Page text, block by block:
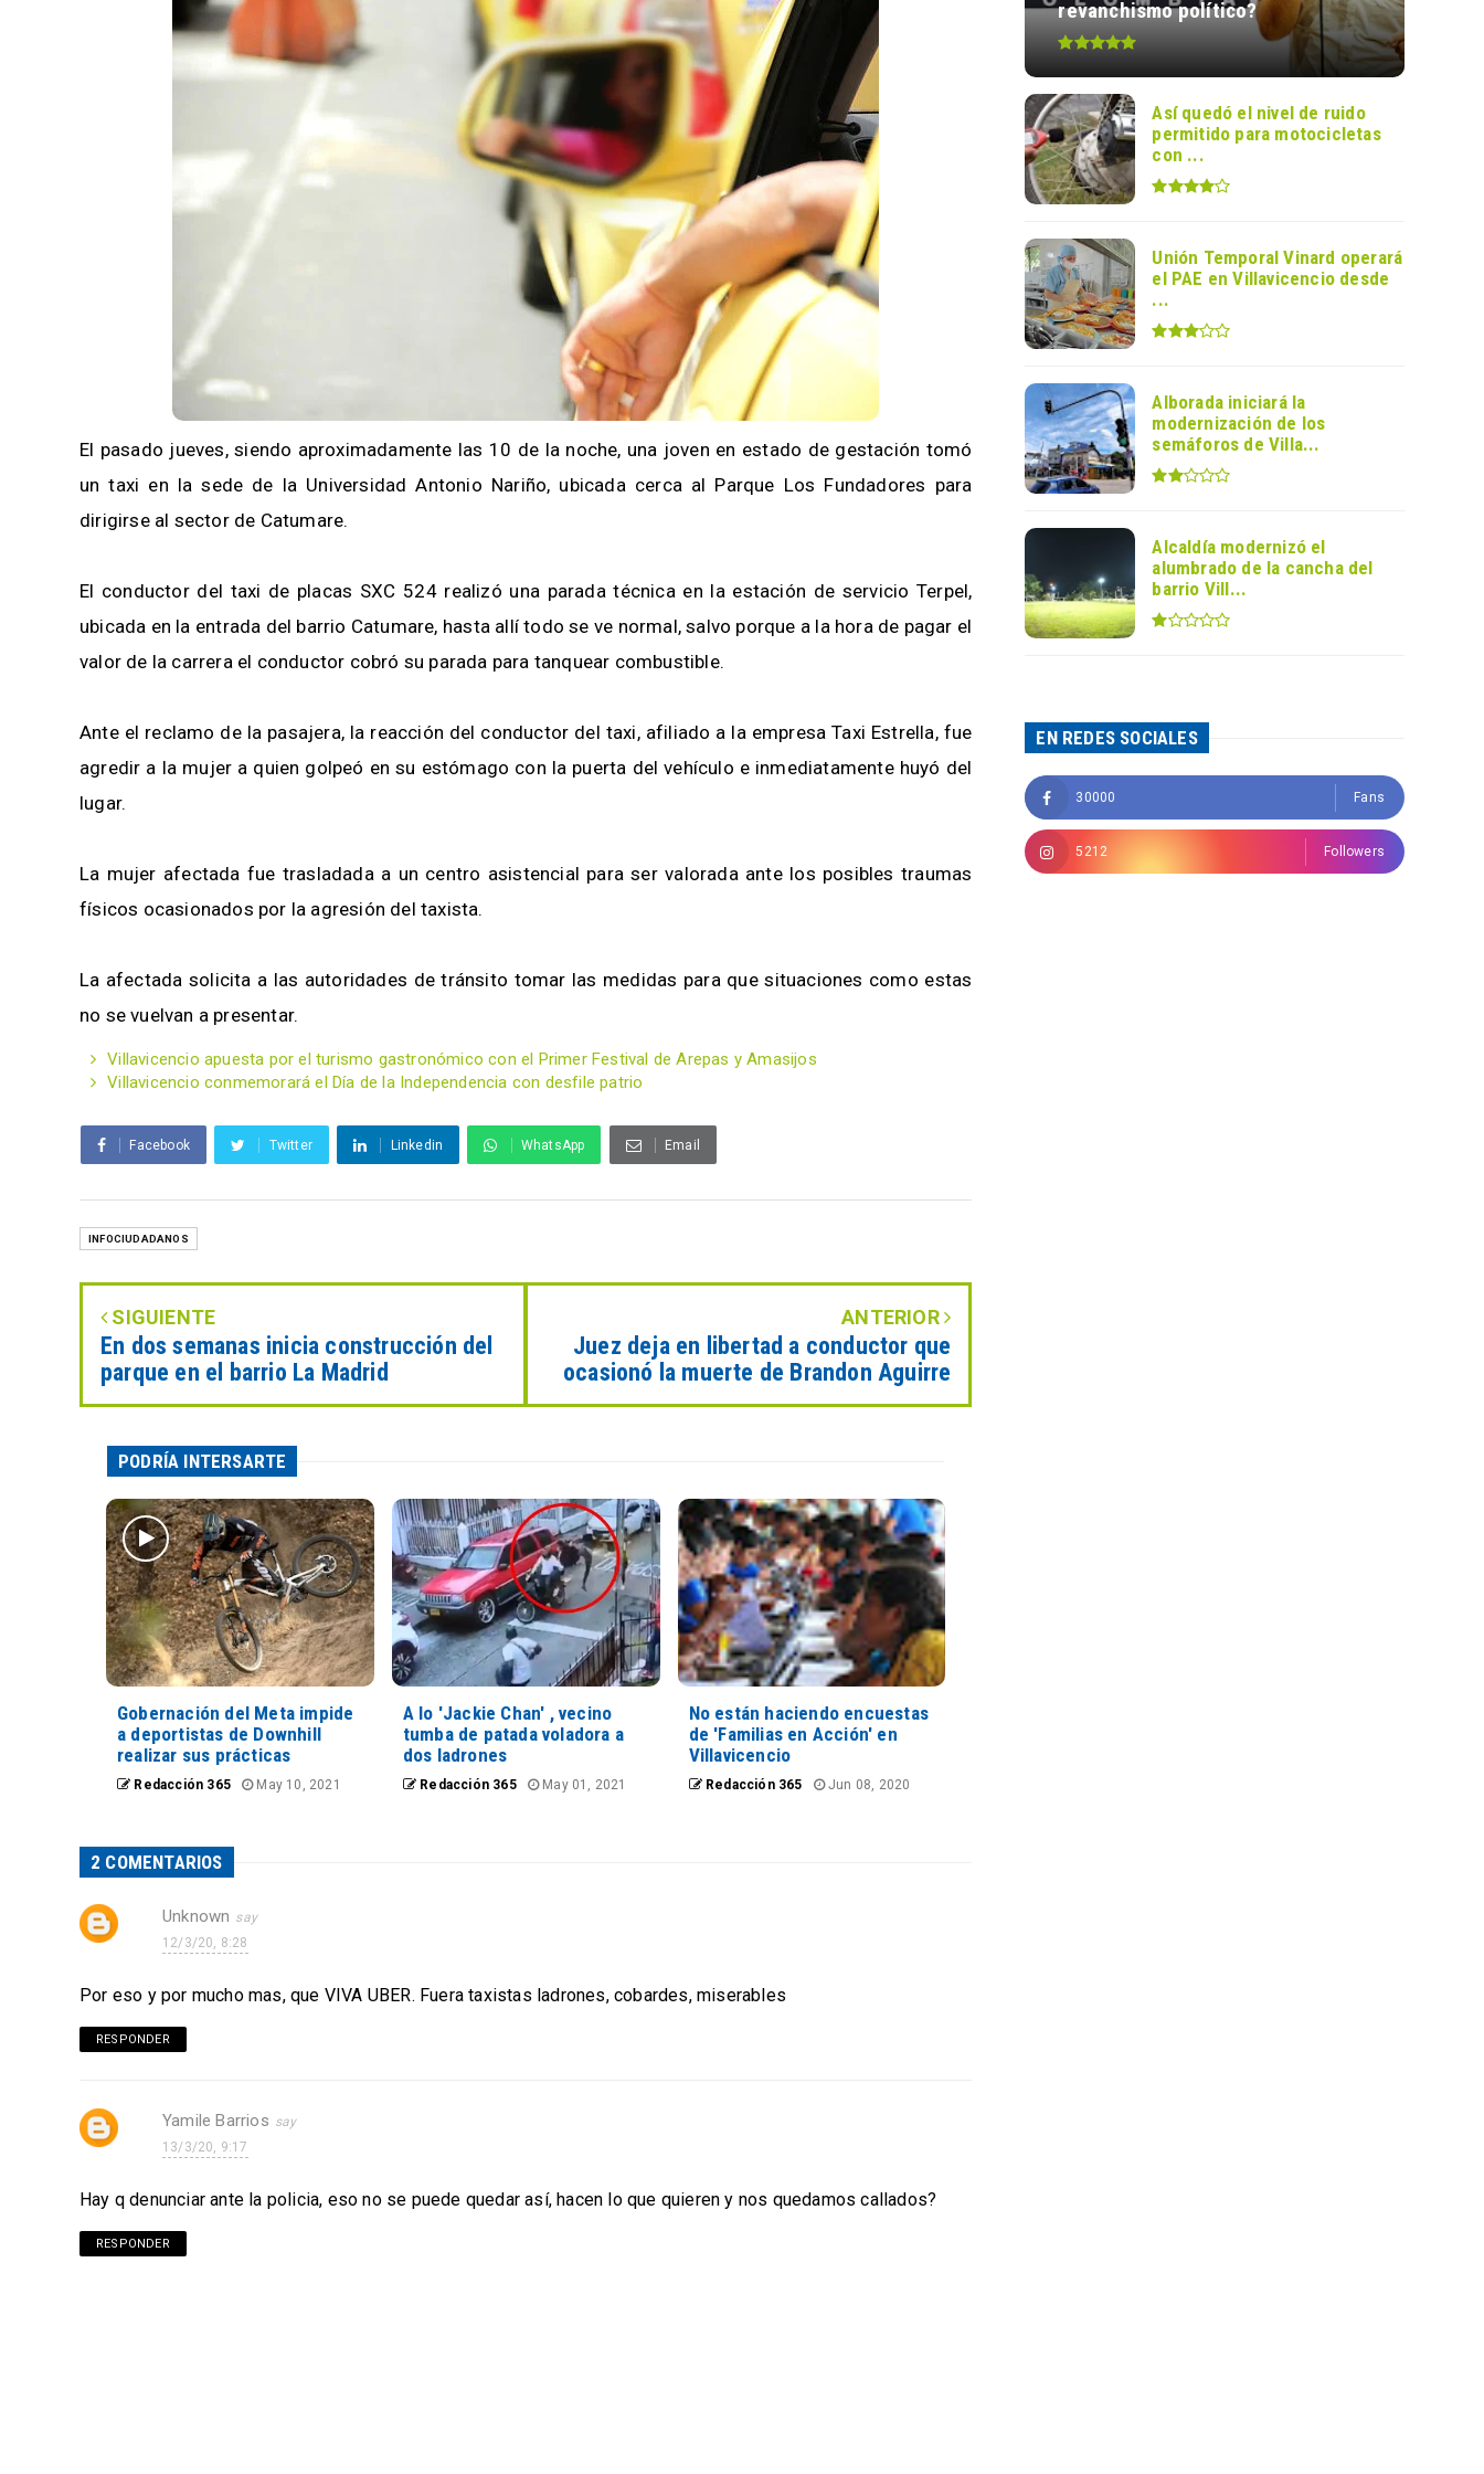
El pasado jueves, siendo aproximadamente las 10 de la noche, una joven en estado de gestación tomó
un taxi en la sede de la Universidad Antonio Nariño, ubicada cerca al Parque Los Fundadores para
dirigirse al sector de Catumare.
El conductor del taxi de placas SXC 524 realizó una parada técnica en la estación de servicio Terpel,
ubicada en la entrada del barrio Catumare, hasta allí todo se ve normal, salvo porque a la hora de pagar el
valor de la carrera el conductor cobró su parada para tanquear combustible.
Ante el reclamo de la pasajera, la reacción del conductor del taxi, afiliado a la empresa Taxi Estrella, fue
agredir a la mujer a quien golpeó en su estómago con la puerta del vehículo e inmediatamente huyó del
lugar.
La mujer afectada fue trasladada a un centro asistencial para ser valorada ante los posibles traumas
físicos ocasionados por la agresión del taxista.
La afectada solicita a las autoridades de tránsito tomar las medidas para que situaciones como estas
no se vuelvan a presentar.
Villavicencio apuesta por el turismo gastronómico con el Primer Festival de Arepas y Amasijos
Villavicencio conmemorará el Día de la Independencia con desfile patrio
Facebook Twitter Linkedin WhatsApp Email
INFOCIUDADANOS
SIGUIENTE
En dos semanas inicia construcción del
parque en el barrio La Madrid
ANTERIOR
Juez deja en libertad a conductor que
ocasionó la muerte de Brandon Aguirre
PODRÍA INTERSARTE
Gobernación del Meta impide
a deportistas de Downhill
realizar sus prácticas
Redacción 365 May 10, 2021
A lo 'Jackie Chan' , vecino
tumba de patada voladora a
dos ladrones
Redacción 365 May 01, 2021
No están haciendo encuestas
de 'Familias en Acción' en
Villavicencio
Redacción 365 Jun 08, 2020
2 COMENTARIOS
Unknown
12/3/20, 8:28
Por eso y por mucho mas, que VIVA UBER. Fuera taxistas ladrones, cobardes, miserables
RESPONDER
Yamile Barrios
13/3/20, 9:17
Hay q denunciar ante la policia, eso no se puede quedar así, hacen lo que quieren y nos quedamos callados?
RESPONDER
revanchismo político?
Así quedó el nivel de ruido
permitido para motocicletas
con ...
Unión Temporal Vinard operará
el PAE en Villavicencio desde
...
Alborada iniciará la
modernización de los
semáforos de Villa...
Alcaldía modernizó el
alumbrado de la cancha del
barrio Vill...
EN REDES SOCIALES
30000 Fans
5212 Followers